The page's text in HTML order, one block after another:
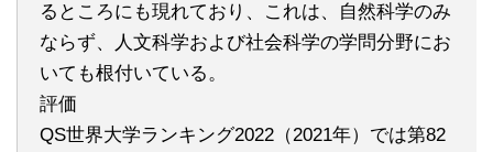
るところにも現れており、これは、自然科学のみ
ならず、人文科学および社会科学の学問分野にお
いても根付いている。
評価
QS世界大学ランキング2022（2021年）では第82